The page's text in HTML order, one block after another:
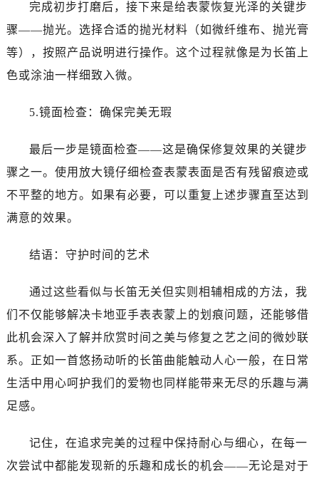
完成初步打磨后，接下来是给表蒙恢复光泽的关键步
骤——抛光。选择合适的抛光材料（如微纤维布、抛光膏
等），按照产品说明进行操作。这个过程就像是为长笛上
色或涂油一样细致入微。
5.镜面检查：确保完美无瑕
最后一步是镜面检查——这是确保修复效果的关键步
骤之一。使用放大镜仔细检查表蒙表面是否有残留痕迹或
不平整的地方。如果有必要，可以重复上述步骤直至达到
满意的效果。
结语：守护时间的艺术
通过这些看似与长笛无关但实则相辅相成的方法，我
们不仅能够解决卡地亚手表表蒙上的划痕问题，还能够借
此机会深入了解并欣赏时间之美与修复之艺之间的微妙联
系。正如一首悠扬动听的长笛曲能触动人心一般，在日常
生活中用心呵护我们的爱物也同样能带来无尽的乐趣与满
足感。
记住，在追求完美的过程中保持耐心与细心，在每一
次尝试中都能发现新的乐趣和成长的机会——无论是对于